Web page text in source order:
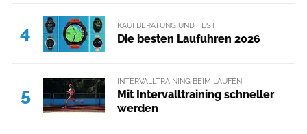
4 KAUFBERATUNG UND TEST
Die besten Laufuhren 2026
5
INTERVALLTRAINING BEIM LAUFEN
Mit Intervalltraining schneller
werden